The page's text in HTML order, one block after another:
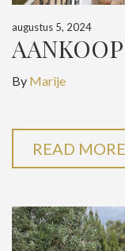
augustus 5, 2024
By Marije
READ MORE